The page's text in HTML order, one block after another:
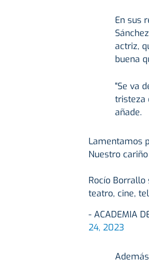
En sus
actriz,
buena
"Se va
tristeza
añade.
Lamentamos
Nuestro
Rocío
teatro, cine,
- ACADEMIA
24, 2023